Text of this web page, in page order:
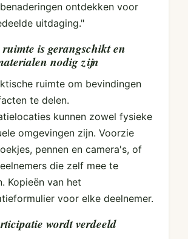
ontdekken voor
uitdaging."
is gerangschikt en
nodig zijn
ruimte om bevindingen
te delen.
kunnen zowel fysieke
omgevingen zijn. Voorzie
pennen en camera's, of
die zelf mee te
Kopieën van het
voor elke deelnemer.
wordt verdeeld